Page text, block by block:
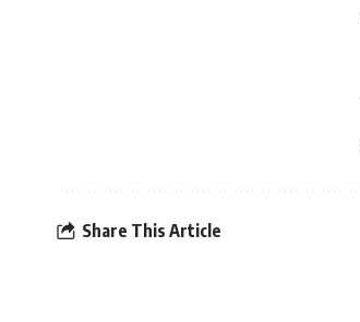
Share This Article